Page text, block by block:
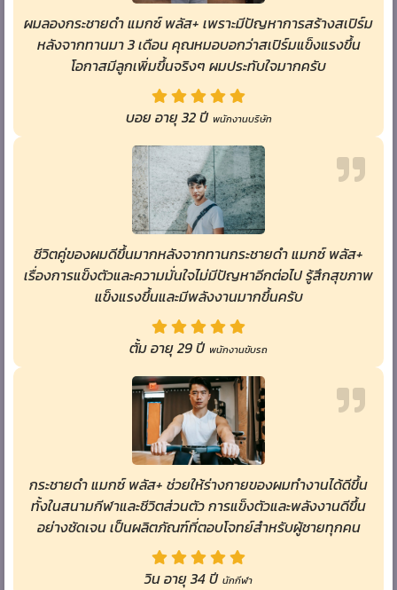
ผมลองกระชายดำ แมกซ์ พลัส+ เพราะมีปัญหาการสร้างสเปิร์ม
หลังจากทานมา 3 เดือน คุณหมอบอกว่าสเปิร์มแข็งแรงขึ้น
โอกาสมีลูกเพิ่มขึ้นจริงๆ ผมประทับใจมากครับ
บอย อายุ 32 ปี พนักงานบริษัท
ชีวิตคู่ของผมดีขึ้นมากหลังจากทานกระชายดำ แมกซ์ พลัส+
เรื่องการแข็งตัวและความมั่นใจไม่มีปัญหาอีกต่อไป รู้สึกสุขภาพ
แข็งแรงขึ้นและมีพลังงานมากขึ้นครับ
ตั้ม อายุ 29 ปี พนักงานขับรถ
กระชายดำ แมกซ์ พลัส+ ช่วยให้ร่างกายของผมทำงานได้ดีขึ้น
ทั้งในสนามกีฬาและชีวิตส่วนตัว การแข็งตัวและพลังงานดีขึ้น
อย่างชัดเจน เป็นผลิตภัณฑ์ที่ตอบโจทย์สำหรับผู้ชายทุกคน
วิน อายุ 34 ปี นักกีฬา